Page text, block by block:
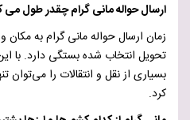
ارسال حواله مانی گرام چقدر طول
زمان ارسال حواله مانی گرام به
تحویل انتخاب شده بستگی دارد. با
بسیاری از نقل و انتقالات را می‌توان
کرد.